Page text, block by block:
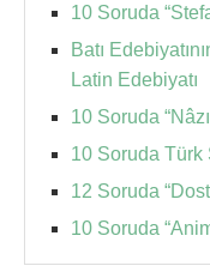
10 Soruda
Batı
Latin Edebiyatı
10 Soruda
10 Soruda Türk
12 Soruda
10 Soruda